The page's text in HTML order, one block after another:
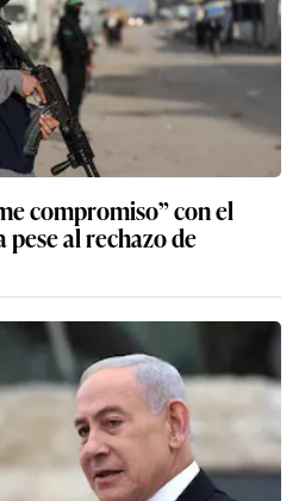
compromiso” con el
al rechazo de